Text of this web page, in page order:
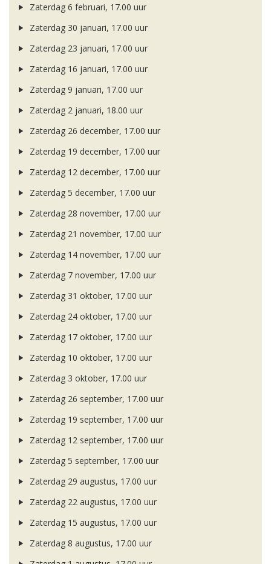
Zaterdag 6 februari, 17.00 uur
Zaterdag 30 januari, 17.00 uur
Zaterdag 23 januari, 17.00 uur
Zaterdag 16 januari, 17.00 uur
Zaterdag 9 januari, 17.00 uur
Zaterdag 2 januari, 18.00 uur
Zaterdag 26 december, 17.00 uur
Zaterdag 19 december, 17.00 uur
Zaterdag 12 december, 17.00 uur
Zaterdag 5 december, 17.00 uur
Zaterdag 28 november, 17.00 uur
Zaterdag 21 november, 17.00 uur
Zaterdag 14 november, 17.00 uur
Zaterdag 7 november, 17.00 uur
Zaterdag 31 oktober, 17.00 uur
Zaterdag 24 oktober, 17.00 uur
Zaterdag 17 oktober, 17.00 uur
Zaterdag 10 oktober, 17.00 uur
Zaterdag 3 oktober, 17.00 uur
Zaterdag 26 september, 17.00 uur
Zaterdag 19 september, 17.00 uur
Zaterdag 12 september, 17.00 uur
Zaterdag 5 september, 17.00 uur
Zaterdag 29 augustus, 17.00 uur
Zaterdag 22 augustus, 17.00 uur
Zaterdag 15 augustus, 17.00 uur
Zaterdag 8 augustus, 17.00 uur